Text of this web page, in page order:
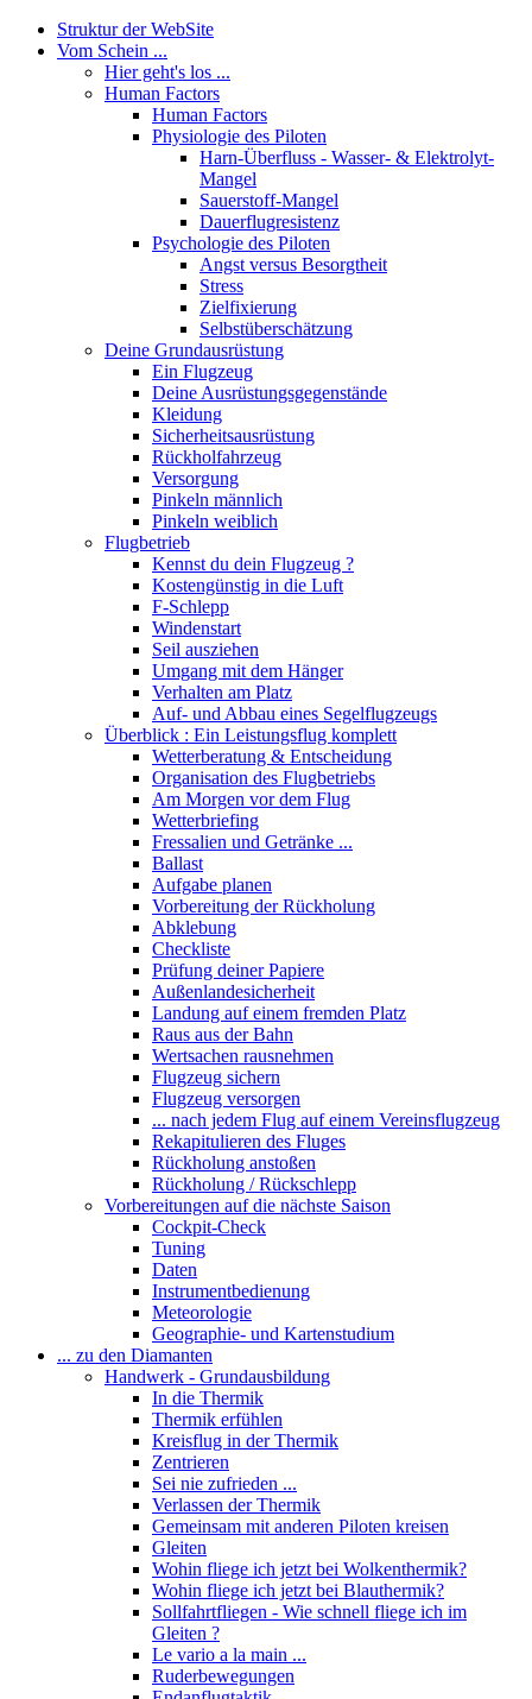
Struktur der WebSite
Vom Schein ...
Hier geht's los ...
Human Factors
Human Factors
Physiologie des Piloten
Harn-Überfluss - Wasser- & Elektrolyt-
Mangel
Sauerstoff-Mangel
Dauerflugresistenz
Psychologie des Piloten
Angst versus Besorgtheit
Stress
Zielfixierung
Selbstüberschätzung
Deine Grundausrüstung
Ein Flugzeug
Deine Ausrüstungsgegenstände
Kleidung
Sicherheitsausrüstung
Rückholfahrzeug
Versorgung
Pinkeln männlich
Pinkeln weiblich
Flugbetrieb
Kennst du dein Flugzeug ?
Kostengünstig in die Luft
F-Schlepp
Windenstart
Seil ausziehen
Umgang mit dem Hänger
Verhalten am Platz
Auf- und Abbau eines Segelflugzeugs
Überblick : Ein Leistungsflug komplett
Wetterberatung & Entscheidung
Organisation des Flugbetriebs
Am Morgen vor dem Flug
Wetterbriefing
Fressalien und Getränke ...
Ballast
Aufgabe planen
Vorbereitung der Rückholung
Abklebung
Checkliste
Prüfung deiner Papiere
Außenlandesicherheit
Landung auf einem fremden Platz
Raus aus der Bahn
Wertsachen rausnehmen
Flugzeug sichern
Flugzeug versorgen
... nach jedem Flug auf einem Vereinsflugzeug
Rekapitulieren des Fluges
Rückholung anstoßen
Rückholung / Rückschlepp
Vorbereitungen auf die nächste Saison
Cockpit-Check
Tuning
Daten
Instrumentbedienung
Meteorologie
Geographie- und Kartenstudium
... zu den Diamanten
Handwerk - Grundausbildung
In die Thermik
Thermik erfühlen
Kreisflug in der Thermik
Zentrieren
Sei nie zufrieden ...
Verlassen der Thermik
Gemeinsam mit anderen Piloten kreisen
Gleiten
Wohin fliege ich jetzt bei Wolkenthermik?
Wohin fliege ich jetzt bei Blauthermik?
Sollfahrtfliegen - Wie schnell fliege ich im
Gleiten ?
Le vario a la main ...
Ruderbewegungen